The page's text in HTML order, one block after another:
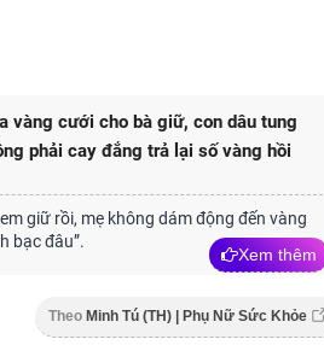
vàng cưới cho bà giữ, con dâu tung
phải cay đắng trả lại số vàng hồi
giữ rồi, mẹ không dám động đến vàng
bạc đâu”.
Xem thêm
Theo Minh Tú (TH) | Phụ Nữ Sức Khỏe